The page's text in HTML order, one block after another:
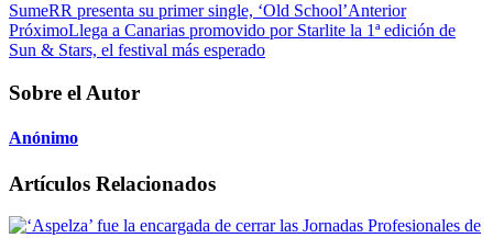
SumeRR presenta su primer single, ‘Old School’Anterior
PróximoLlega a Canarias promovido por Starlite la 1ª edición de
Sun & Stars, el festival más esperado
Sobre el Autor
Anónimo
Artículos Relacionados